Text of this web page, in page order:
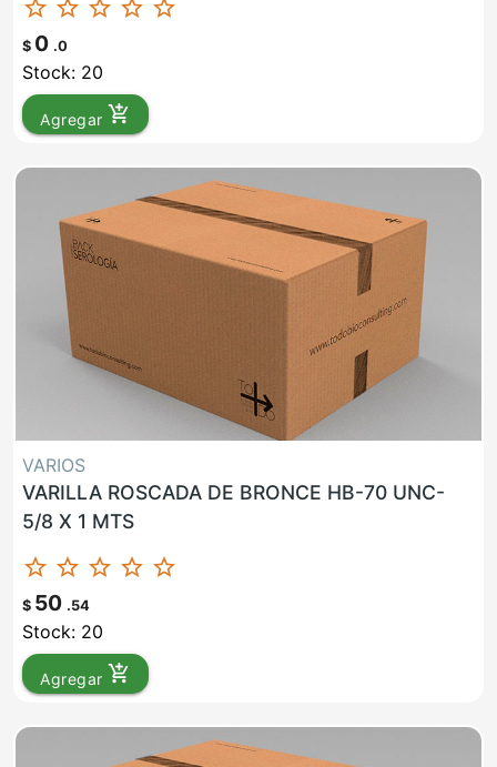
star_border star_border star_border star_border star_border
$ 0 .0
Stock: 20
Agregar add_shopping_cart
VARIOS
VARILLA ROSCADA DE BRONCE HB-70 UNC-
5/8 X 1 MTS
star_border star_border star_border star_border star_border
$ 50 .54
Stock: 20
Agregar add_shopping_cart